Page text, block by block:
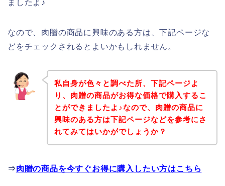
ましたよ♪
なので、肉贈の商品に興味のある方は、下記ページな
どをチェックされるとよいかもしれません。
私自身が色々と調べた所、下記ページよ
り、肉贈の商品がお得な価格で購入するこ
とができましたよ♪なので、肉贈の商品に
興味のある方は下記ページなどを参考にさ
れてみてはいかがでしょうか？
⇒肉贈の商品を今すぐお得に購入したい方はこちら